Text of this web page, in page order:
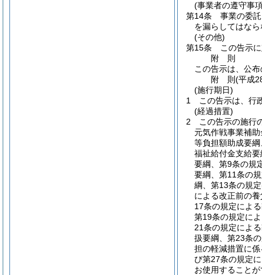
(事業者の遵守事
第14条
事業の委
を漏らしてはなら
(その他)
第15条
この告示
附 則
この告示は、公
附 則(平成
(施行期日)
1
この告示は、行
(経過措置)
2
この告示の施行
元気作戦事業補
等負担額助成要
福祉給付金支給
要綱、第9条の規
要綱、第11条の
綱、第13条の規
による改正前の
17条の規定によ
第19条の規定に
21条の規定によ
扱要綱、第23条
担の軽減措置に
び第27条の規定
お使用することが